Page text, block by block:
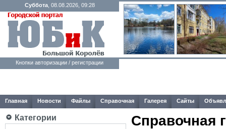
Суббота, 08.08.2026, 09:28
Кнопки авторизации / регистрации
Главная Новости Файлы Справочная Галерея Сайты
Категории Справочная